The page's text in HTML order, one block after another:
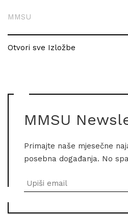
MMSU
Otvori sve Izložbe
MMSU
Primajte naše mjesečne
posebna događanja. No